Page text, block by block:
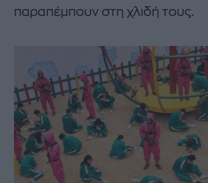
παραπέμπουν στη χλιδή τους.